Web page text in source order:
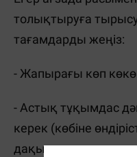
толықтыруға
тағамдарды жеңіз:
- Жапырағы көп
- Астық тұқымдас
керек (көбіне
дақылдар өте